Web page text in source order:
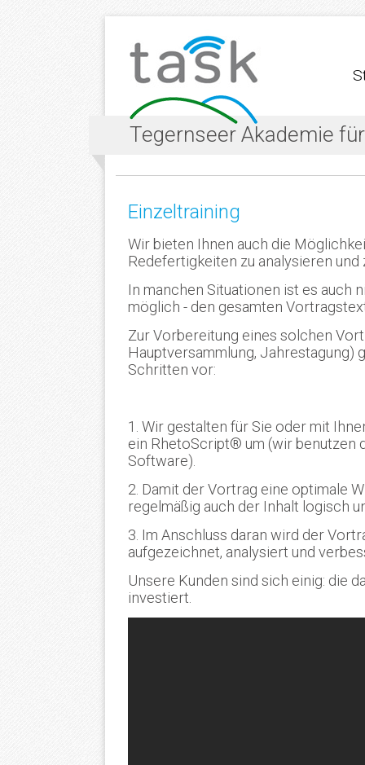
Tegernseer Akademie
Einzeltraining
Wir bieten Ihnen auch die
Redefertigkeiten zu analysieren und
In manchen Situationen ist es auch
möglich - den gesamten
Zur Vorbereitung eines solchen
Hauptversammlung, Jahrestagung)
Schritten vor:
1. Wir gestalten für Sie oder mit
ein RhetoScript® um (wir benutzen
Software).
2. Damit der Vortrag eine optimale
regelmäßig auch der Inhalt logisch
3. Im Anschluss daran wird der
aufgezeichnet, analysiert und
Unsere Kunden sind sich einig: die
investiert.